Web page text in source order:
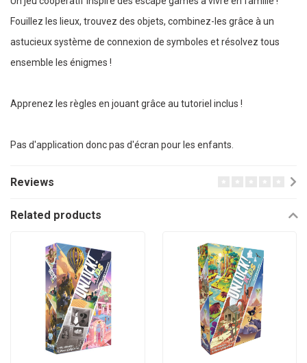
Fouillez les lieux, trouvez des objets, combinez-les grâce à un
astucieux système de connexion de symboles et résolvez tous
ensemble les énigmes !
Apprenez les règles en jouant grâce au tutoriel inclus !
Pas d'application donc pas d'écran pour les enfants.
Reviews
Related products